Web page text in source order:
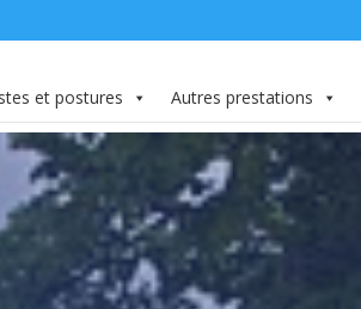
et postures Autres prestations